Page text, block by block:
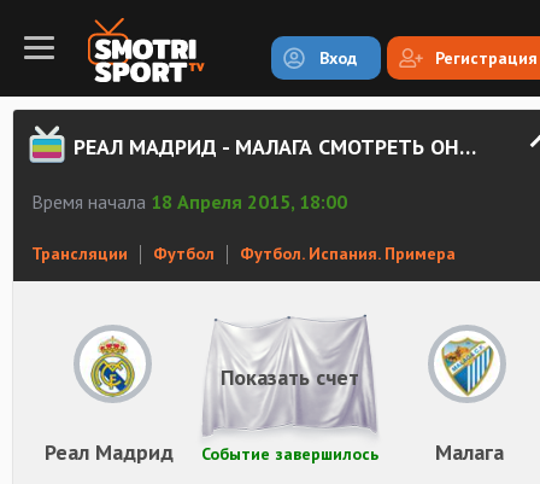
Вход Регистрация
РЕАЛ МАДРИД - МАЛАГА СМОТРЕТЬ ОНЛАЙН
Время начала 18 Апреля 2015, 18:00
Трансляции Футбол Футбол. Испания. Примера
Реал Мадрид Малага
Событие завершилось
Показать счет